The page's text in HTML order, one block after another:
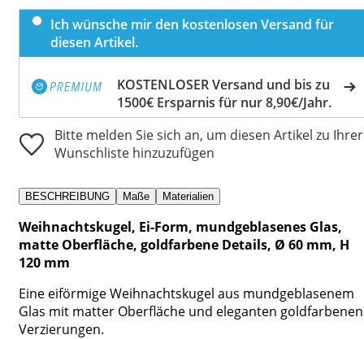
Ich wünsche mir den kostenlosen Versand für
diesen Artikel.
KOSTENLOSER Versand und bis zu
1500€ Ersparnis für nur 8,90€/Jahr.
Bitte melden Sie sich an, um diesen Artikel zu Ihrer
Wunschliste hinzuzufügen
BESCHREIBUNG Maße Materialien
Weihnachtskugel, Ei-Form, mundgeblasenes Glas,
matte Oberfläche, goldfarbene Details, Ø 60 mm, H
120 mm
Eine eiförmige Weihnachtskugel aus mundgeblasenem
Glas mit matter Oberfläche und eleganten goldfarbenen
Verzierungen.